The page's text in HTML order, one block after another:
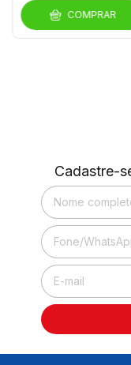
COMPRAR
Cadastre-